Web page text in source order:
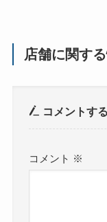
店舗に関す
コメントする
コメント ※